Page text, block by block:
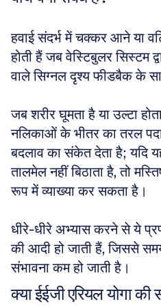
हवाई संदर्भ में चक्कर आने या
होती हैं जब वेस्टिबुलर सिस्टम
वाले सिग्नल दृश्य फीडबैक के
जब शरीर घूमता है या उल्टा
नलिकाओं के भीतर का तरल
बदलाव का संकेत देता है; यदि
तालमेल नहीं बिठाता है, तो
रूप में व्याख्या कर सकता है।
धीरे-धीरे अभ्यास करने से ये
की आदी हो जाती हैं, जिससे
संभावना कम हो जाती है।
क्या ईईजी एरियल योगा की